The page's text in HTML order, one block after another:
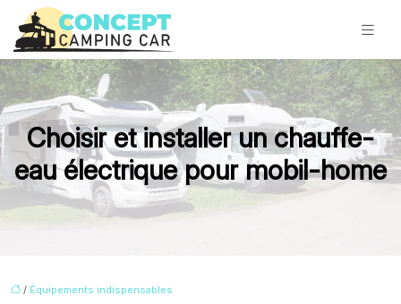
Choisir et installer un chauffe-
eau électrique pour mobil-home
/ Équipements indispensables